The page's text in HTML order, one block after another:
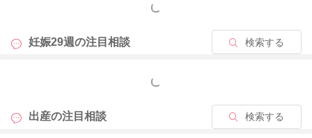
上のお子さんたちのこともあると思うのですが、先生やご家族
あさみさんが安心をして残りわずかな妊婦生活をお過ごしいた
どうぞよろしくお願いします。
もっと見る
妊娠29週の注目相談 検索する
もっと見る
出産の注目相談 検索する